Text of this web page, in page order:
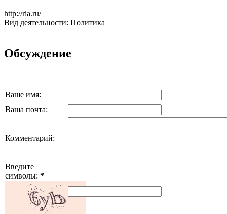
http://ria.ru/
Вид деятельности: Политика
Обсуждение
Ваше имя:
Ваша почта:
Комментарий:
Введите
символы: *